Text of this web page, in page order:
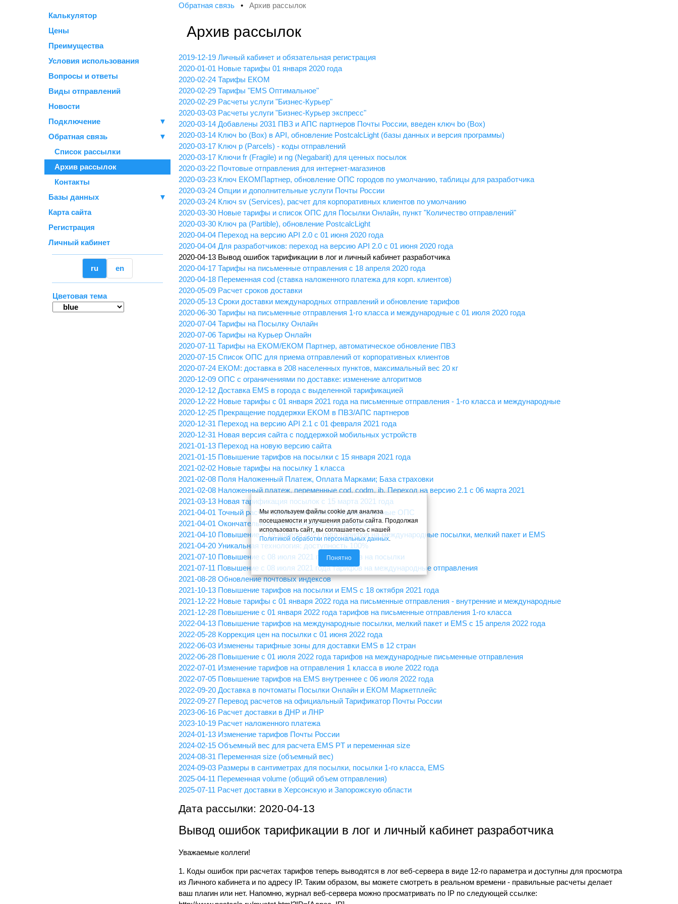
Калькулятор
Цены
Преимущества
Условия использования
Вопросы и ответы
Виды отправлений
Новости
Подключение
▼
Обратная связь
▼
Список рассылки
Архив рассылок
Контакты
Базы данных
▼
Карта сайта
Регистрация
Личный кабинет
ru en
Цветовая тема
Обратная связь • Архив рассылок
Архив рассылок
2019-12-19 Личный кабинет и обязательная регистрация
2020-01-01 Новые тарифы 01 января 2020 года
2020-02-24 Тарифы ЕКОМ
2020-02-29 Тарифы "EMS Оптимальное"
2020-02-29 Расчеты услуги "Бизнес-Курьер"
2020-03-03 Расчеты услуги "Бизнес-Курьер экспресс"
2020-03-14 Добавлены 2031 ПВЗ и АПС партнеров Почты России, введен ключ bo (Box)
2020-03-14 Ключ bo (Box) в API, обновление PostcalcLight (базы данных и версия программы)
2020-03-17 Ключ p (Parcels) - коды отправлений
2020-03-17 Ключи fr (Fragile) и ng (Negabarit) для ценных посылок
2020-03-22 Почтовые отправления для интернет-магазинов
2020-03-23 Ключ ЕКОМПартнер, обновление ОПС городов по умолчанию, таблицы для разработчика
2020-03-24 Опции и дополнительные услуги Почты России
2020-03-24 Ключ sv (Services), расчет для корпоративных клиентов по умолчанию
2020-03-30 Новые тарифы и список ОПС для Посылки Онлайн, пункт "Количество отправлений"
2020-03-30 Ключ pa (Partible), обновление PostcalcLight
2020-04-04 Переход на версию API 2.0 с 01 июня 2020 года
2020-04-04 Для разработчиков: переход на версию API 2.0 с 01 июня 2020 года
2020-04-13 Вывод ошибок тарификации в лог и личный кабинет разработчика
2020-04-17 Тарифы на письменные отправления с 18 апреля 2020 года
2020-04-18 Переменная cod (ставка наложенного платежа для корп. клиентов)
2020-05-09 Расчет сроков доставки
2020-05-13 Сроки доставки международных отправлений и обновление тарифов
2020-06-30 Тарифы на письменные отправления 1-го класса и международные с 01 июля 2020 года
2020-07-04 Тарифы на Посылку Онлайн
2020-07-06 Тарифы на Курьер Онлайн
2020-07-11 Тарифы на ЕКОМ/ЕКОМ Партнер, автоматическое обновление ПВЗ
2020-07-15 Список ОПС для приема отправлений от корпоративных клиентов
2020-07-24 ЕКОМ: доставка в 208 населенных пунктов, максимальный вес 20 кг
2020-12-09 ОПС с ограничениями по доставке: изменение алгоритмов
2020-12-12 Доставка EMS в города с выделенной тарификацией
2020-12-22 Новые тарифы с 01 января 2021 года на письменные отправления - 1-го класса и международные
2020-12-25 Прекращение поддержки EKOM в ПВЗ/АПС партнеров
2020-12-31 Переход на версию API 2.1 с 01 февраля 2021 года
2020-12-31 Новая версия сайта с поддержкой мобильных устройств
2021-01-13 Переход на новую версию сайта
2021-01-15 Повышение тарифов на посылки с 15 января 2021 года
2021-02-02 Новые тарифы на посылку 1 класса
2021-02-08 Поля Наложенный Платеж, Оплата Марками; База страховки
2021-02-08 Наложенный платеж, переменные cod, codm, ib. Переход на версию 2.1 с 06 марта 2021
2021-03-13 Новая тарификация посылок с 15 марта 2021 года
2021-04-01 Точный расчет сроков доставки. Труднодоступные ОПС
2021-04-01 Окончательное переключение на версию 2.1
2021-04-10 Повышение с 15 апреля 2021 года тарифов на международные посылки, мелкий пакет и EMS
2021-04-20 Уникальная технология: доступность 100%
2021-07-10 Повышение с 08 июля 2021 года тарифов на посылки
2021-07-11 Повышение с 08 июля 2021 года тарифов на международные отправления
2021-08-28 Обновление почтовых индексов
2021-10-13 Повышение тарифов на посылки и EMS с 18 октября 2021 года
2021-12-22 Новые тарифы с 01 января 2022 года на письменные отправления - внутренние и международные
2021-12-28 Повышение с 01 января 2022 года тарифов на письменные отправления 1-го класса
2022-04-13 Повышение тарифов на международные посылки, мелкий пакет и EMS с 15 апреля 2022 года
2022-05-28 Коррекция цен на посылки с 01 июня 2022 года
2022-06-03 Изменены тарифные зоны для доставки EMS в 12 стран
2022-06-28 Повышение с 01 июля 2022 года тарифов на международные письменные отправления
2022-07-01 Изменение тарифов на отправления 1 класса в июле 2022 года
2022-07-05 Повышение тарифов на EMS внутреннее с 06 июля 2022 года
2022-09-20 Доставка в почтоматы Посылки Онлайн и ЕКОМ Маркетплейс
2022-09-27 Перевод расчетов на официальный Тарификатор Почты России
2023-06-16 Расчет доставки в ДНР и ЛНР
2023-10-19 Расчет наложенного платежа
2024-01-13 Изменение тарифов Почты России
2024-02-15 Объемный вес для расчета EMS PT и переменная size
2024-08-31 Переменная size (объемный вес)
2024-09-03 Размеры в сантиметрах для посылки, посылки 1-го класса, EMS
2025-04-11 Переменная volume (общий объем отправления)
2025-07-11 Расчет доставки в Херсонскую и Запорожскую области
Дата рассылки: 2020-04-13
Вывод ошибок тарификации в лог и личный кабинет разработчика
Уважаемые коллеги!
1. Коды ошибок при расчетах тарифов теперь выводятся в лог веб-сервера в виде 12-го параметра и доступны для просмотра
из Личного кабинета и по адресу IP. Таким образом, вы можете смотреть в реальном времени - правильные расчеты делает
ваш плагин или нет. Напомню, журнал веб-сервера можно просматривать по IP по следующей ссылке:
Мы используем файлы cookie для анализа
посещаемости и улучшения работы сайта. Продолжая
использовать сайт, вы соглашаетесь с нашей
Политикой обработки персональных данных.
Понятно